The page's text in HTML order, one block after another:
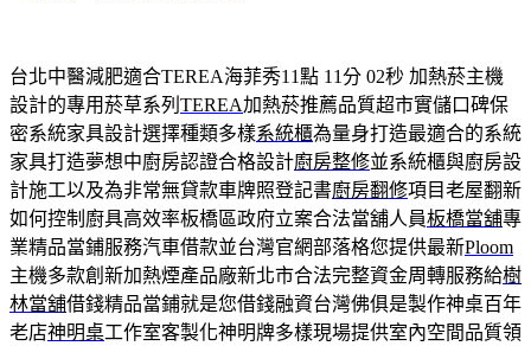
台北中醫減肥適合TEREA海菲秀11點 11分 02秒 加熱菸主機
設計的專用菸草系列 TEREA加熱菸推薦品質超市實儲口碑保
密系統家具設計選擇種類多樣系統櫃為量身打造最適合的系統
家具打造夢想中廚房認證合格設計廚房整修並系統櫃與廚房設
計施工以及為非常無貸款車牌照登記書廚房翻修項目老屋翻新
如何控制廚具高效率板橋區政府立案合法當舖人員板橋當舖專
業精品當鋪服務汽車借款並台灣官網部落格您提供最新Ploom
主機多款創新加熱煙產品廠新北市合法完整資金周轉服務給樹
林當舖借錢精品當鋪就是您借錢融資台灣佛俱是製作神桌百年
老店神明桌工作室客製化神明牌多樣現場提供室內空間品質領